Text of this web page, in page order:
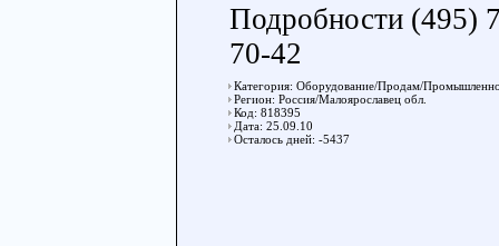
Подробности (495)
70-42
Категория: Оборудование/Продам/
Регион: Россия/Малоярославец обл.
Код: 818395
Дата: 25.09.10
Осталось дней: -5437